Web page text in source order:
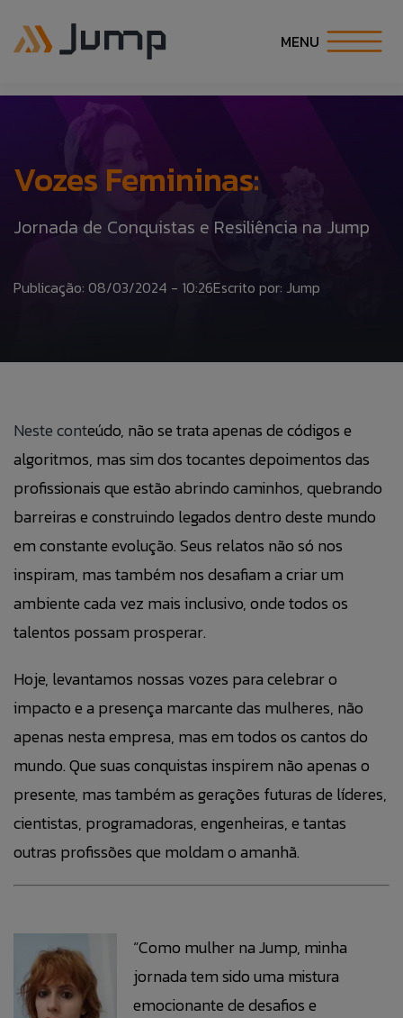
MENU
BLOG
ÁREA DO COLABORADOR
FALE CONOSO
CANAL DE ÉTICA
EN
ES
IT
Vozes Femininas:
Jornada de Conquistas e Resiliência na Jump
Publicação: 08/03/2024 - 10:26Escrito por: Jump
Neste conteúdo, não se trata apenas de códigos e
algoritmos, mas sim dos tocantes depoimentos das
profissionais que estão abrindo caminhos, quebrando
barreiras e construindo legados dentro deste mundo
em constante evolução. Seus relatos não só nos
inspiram, mas também nos desafiam a criar um
ambiente cada vez mais inclusivo, onde todos os
talentos possam prosperar.
Hoje, levantamos nossas vozes para celebrar o
impacto e a presença marcante das mulheres, não
apenas nesta empresa, mas em todos os cantos do
mundo. Que suas conquistas inspirem não apenas o
presente, mas também as gerações futuras de líderes,
cientistas, programadoras, engenheiras, e tantas
outras profissões que moldam o amanhã.
“Como mulher na Jump, minha
jornada tem sido uma mistura
emocionante de desafios e